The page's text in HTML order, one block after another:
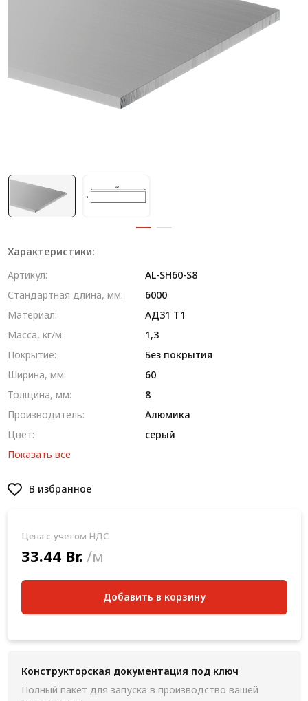
Алюминиевые промышленные ограждения
Алюминиевая промышленная мебель
Крейты и кассеты Subrack systems
Лист алюминиевый
Метрический крепеж
Конструкции из профиля
Услуги дополнительной обработки профиля
Характеристики:
Артикул:
AL-SH60-S8
Стандартная длина, мм:
6000
Материал:
AД31 T1
Масса, кг/м:
1,3
Покрытие:
Без покрытия
Ширина, мм:
60
Толщина, мм:
8
Производитель:
Алюмика
Цвет:
серый
Показать все
В избранное
Цена с учетом НДС
33.44 Br. /м
Добавить в корзину
Конструкторская документация под ключ
Полный пакет для запуска в производство вашей